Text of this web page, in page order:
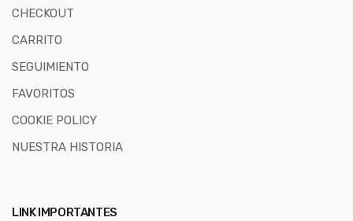
CHECKOUT
CARRITO
SEGUIMIENTO
FAVORITOS
COOKIE POLICY
NUESTRA HISTORIA
LINK IMPORTANTES